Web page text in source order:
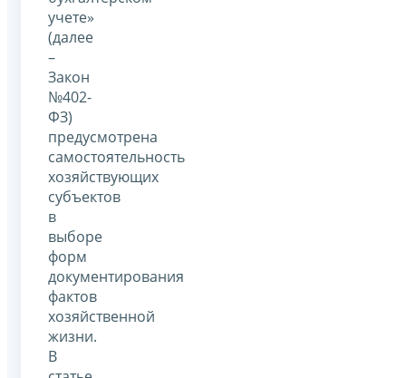
учете»
(далее
–
Закон
№402-
ФЗ)
предусмотрена
самостоятельность
хозяйствующих
субъектов
в
выборе
форм
документирования
фактов
хозяйственной
жизни.
В